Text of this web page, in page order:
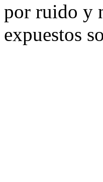
por ruido y
expuestos